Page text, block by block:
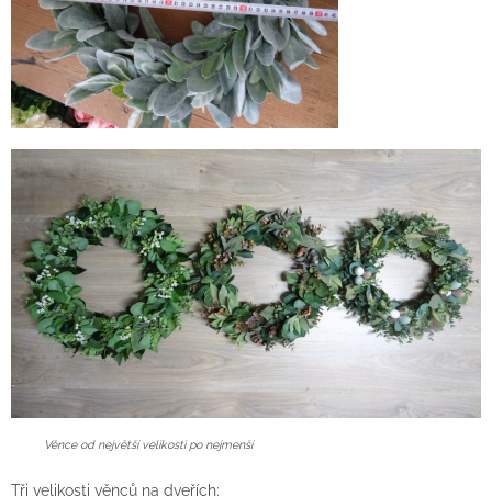
Věnce od největší velikosti po nejmenší
Tři velikosti věnců na dveřích: